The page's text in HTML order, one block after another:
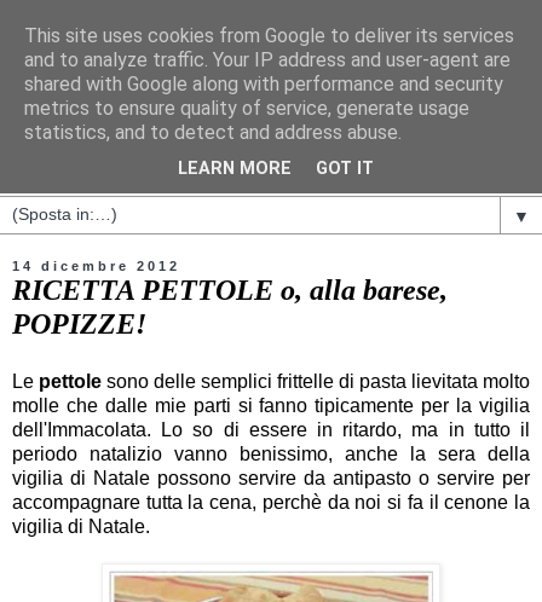
▼
14 dicembre 2012
RICETTA PETTOLE o, alla barese,
POPIZZE!
Le pettole sono delle semplici frittelle di pasta lievitata molto
molle che dalle mie parti si fanno tipicamente per la vigilia
dell'Immacolata. Lo so di essere in ritardo, ma in tutto il
periodo natalizio vanno benissimo, anche la sera della
vigilia di Natale possono servire da antipasto o servire per
accompagnare tutta la cena, perchè da noi si fa il cenone la
vigilia di Natale.
This site uses cookies from Google to deliver its services
and to analyze traffic. Your IP address and user-agent are
shared with Google along with performance and security
metrics to ensure quality of service, generate usage
statistics, and to detect and address abuse.
LEARN MORE GOT IT